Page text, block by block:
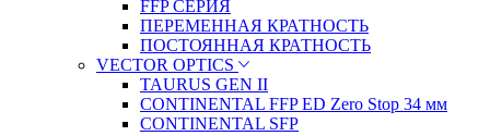
FFP СЕРИЯ
ПЕРЕМЕННАЯ КРАТНОСТЬ
ПОСТОЯННАЯ КРАТНОСТЬ
VECTOR OPTICS
TAURUS GEN II
CONTINENTAL FFP ED Zero Stop 34 мм
CONTINENTAL SFP